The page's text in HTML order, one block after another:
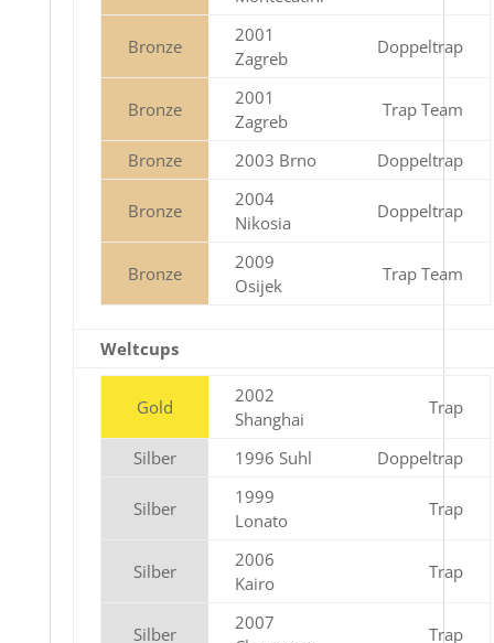
Bronze
2001
Zagreb
Doppeltrap
Bronze
2001
Zagreb
Trap Team
Bronze 2003 Brno Doppeltrap
Bronze
2004
Nikosia
Doppeltrap
Bronze
2009
Osijek
Trap Team
Weltcups
Gold
2002
Shanghai
Trap
Silber 1996 Suhl Doppeltrap
Silber
1999
Lonato
Trap
Silber
2006
Kairo
Trap
Silber
2007
Trap